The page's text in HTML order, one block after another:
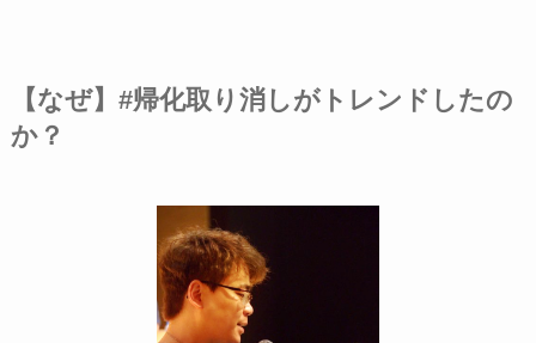
【なぜ】#帰化取り消しがトレンドしたの
か？